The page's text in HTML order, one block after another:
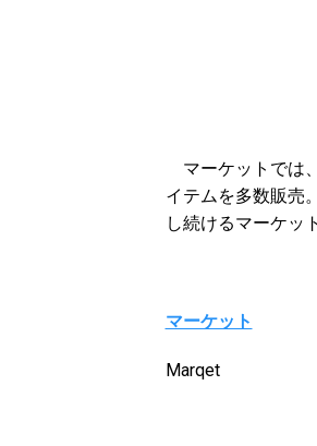
マーケットでは
イテムを多数販売
し続けるマーケッ
マーケット
Marqet